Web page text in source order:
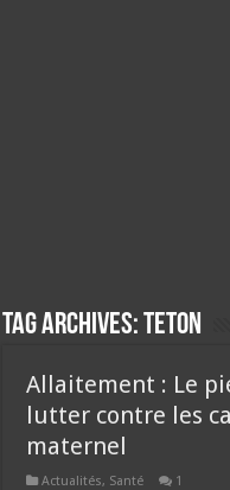
Tag Archives:teton
Allaitement : Le
lutter contre les
maternel
Actualités, Santé 1